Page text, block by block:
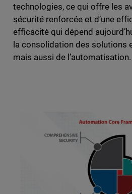
technologies, ce qui offre les
sécurité renforcée et d’une
efficacité qui dépend
la consolidation des solutions
mais aussi de l’automatisation.